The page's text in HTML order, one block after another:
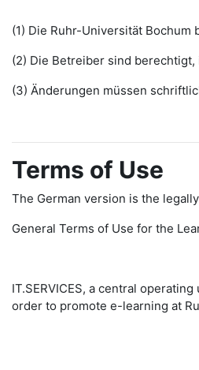
(1) Die Ruhr-Universität
(2) Die Betreiber sind
(3) Änderungen müssen
Terms of Use
The German version is the
General Terms of Use for the
IT.SERVICES, a central
order to promote e-learning at